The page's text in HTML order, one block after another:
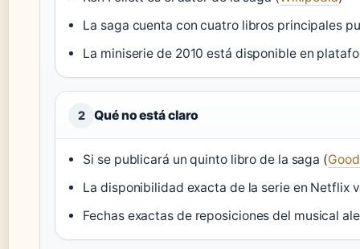
La saga cuenta con cuatro libros principales
La miniserie de 2010 está disponible en
2 Qué no está claro
Si se publicará un quinto libro de la saga (
La disponibilidad exacta de la serie en Netflix
Fechas exactas de reposiciones del musical